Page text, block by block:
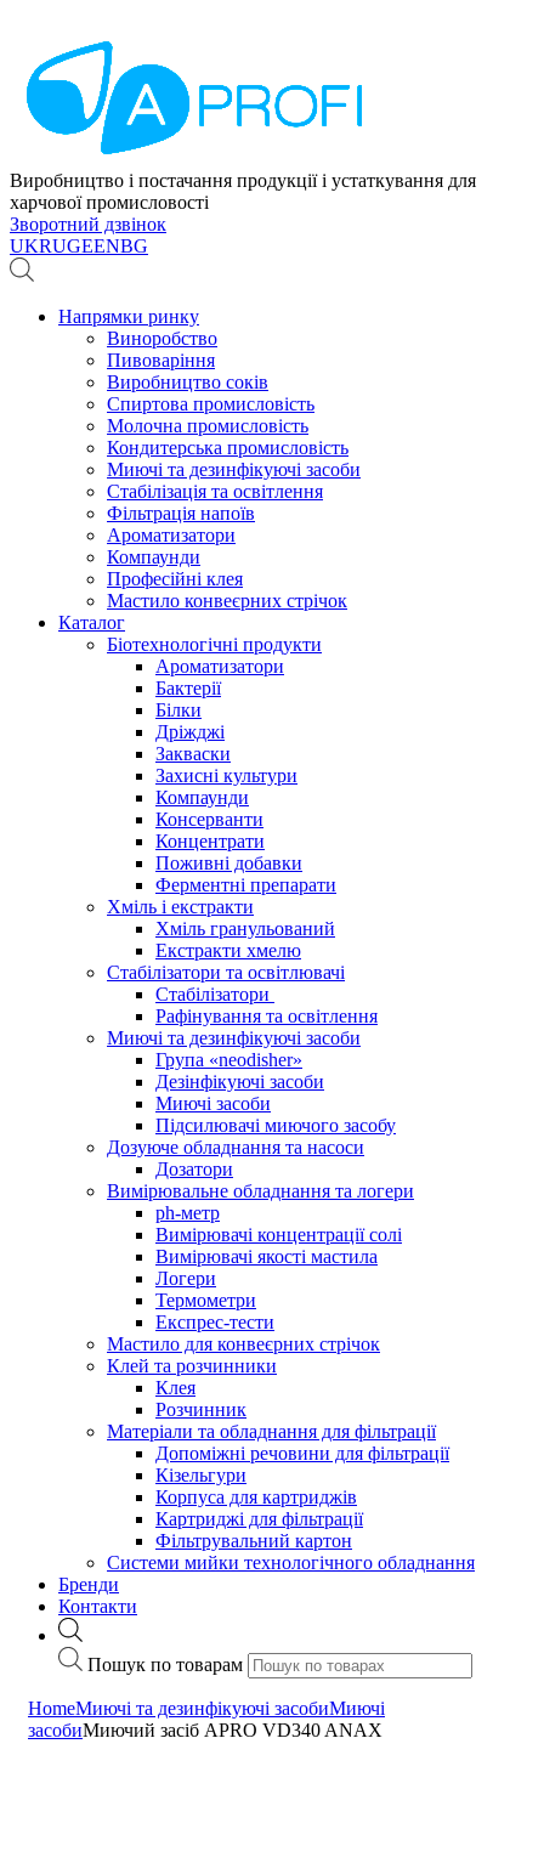
Виробництво і постачання продукції і устаткування для
харчової промисловості
Зворотний дзвінок
UKRUGEENBG
Напрямки ринку
Виноробство
Пивоваріння
Виробництво соків
Спиртова промисловість
Молочна промисловість
Кондитерська промисловість
Миючі та дезинфікуючі засоби
Стабілізація та освітлення
Фільтрація напоїв
Ароматизатори
Компаунди
Професійні клея
Мастило конвеєрних стрічок
Каталог
Біотехнологічні продукти
Ароматизатори
Бактерії
Білки
Дріжджі
Закваски
Захисні культури
Компаунди
Консерванти
Концентрати
Поживні добавки
Ферментні препарати
Хміль і екстракти
Хміль гранульований
Екстракти хмелю
Стабілізатори та освітлювачі
Стабілізатори
Рафінування та освітлення
Миючі та дезинфікуючі засоби
Група «neodisher»
Дезінфікуючі засоби
Миючі засоби
Підсилювачі миючого засобу
Дозуюче обладнання та насоси
Дозатори
Вимірювальне обладнання та логери
ph-метр
Вимірювачі концентрації солі
Вимірювачі якості мастила
Логери
Термометри
Експрес-тести
Мастило для конвеєрних стрічок
Клей та розчинники
Клея
Розчинник
Матеріали та обладнання для фільтрації
Допоміжні речовини для фільтрації
Кізельгури
Корпуса для картриджів
Картриджі для фільтрації
Фільтрувальний картон
Системи мийки технологічного обладнання
Бренди
Контакти
Пошук по товарам
HomeМиючі та дезинфікуючі засобиМиючі
засобиМиючий засіб APRO VD340 ANAX